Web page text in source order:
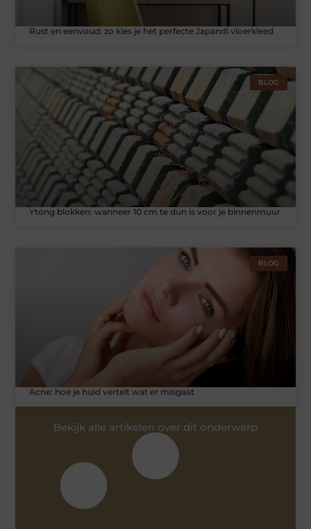
Rust en eenvoud: zo kies je het perfecte Japandi vloerkleed
BLOG
Ytong blokken: wanneer 10 cm te dun is voor je binnenmuur
BLOG
Acne: hoe je huid vertelt wat er misgaat
Bekijk alle artikelen over dit onderwerp